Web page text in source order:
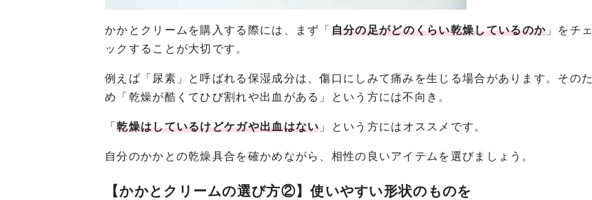
かかとクリームを購入する際には、まず「 自分の足がどのくらい乾燥しているのか 」をチェ
ックすることが大切です。
例えば「尿素」と呼ばれる保湿成分は、傷口にしみて痛みを生じる場合があります。そのた
め「乾燥が酷くてひび割れや出血がある」という方には不向き。
「乾燥はしているけどケガや出血はない 」という方にはオススメです。
自分のかかとの乾燥具合を確かめながら、相性の良いアイテムを選びましょう。
【かかとクリームの選び方②】使いやすい形状のものを